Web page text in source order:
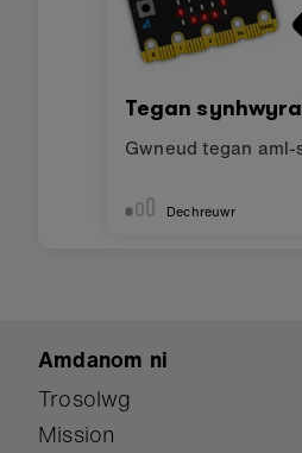
Tegan
Gwneud tegan
Dechreuwr
Amdanom ni
Trosolwg
Mission